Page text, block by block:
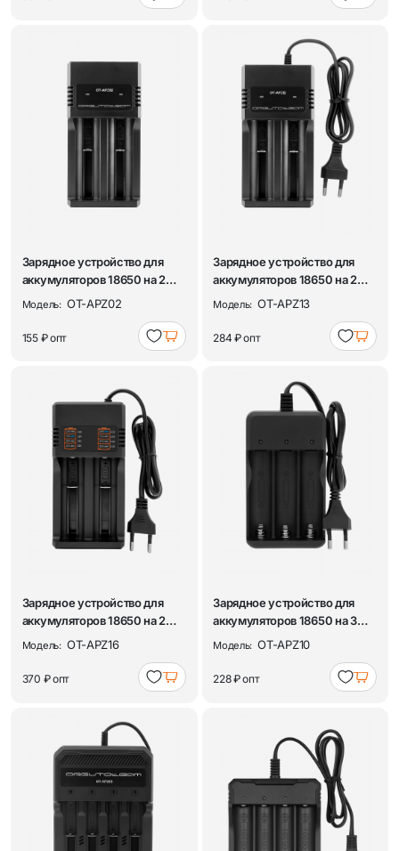
Зарядное устройство для
аккумуляторов 18650 на 2
слота Орбит...
Модель: OT-APZ02
155 ₽опт
Зарядное устройство для
аккумуляторов 18650 на 2
слота Орбит...
Модель: OT-APZ13
284 ₽опт
Зарядное устройство для
аккумуляторов 18650 на 2
слота Орбит...
Модель: OT-APZ16
370 ₽опт
Зарядное устройство для
аккумуляторов 18650 на 3
слота Орбит...
Модель: OT-APZ10
228 ₽опт